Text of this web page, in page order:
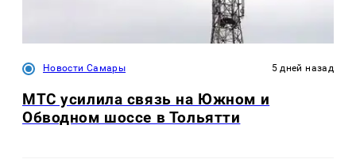
Новости Самары 5 дней назад
МТС усилила связь на Южном и
Обводном шоссе в Тольятти